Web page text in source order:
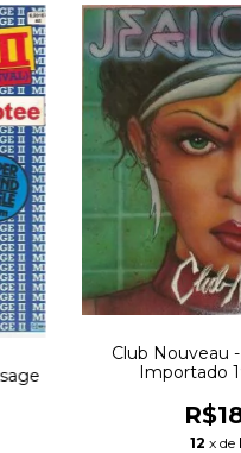
Club Nouveau
Importado
12 x de